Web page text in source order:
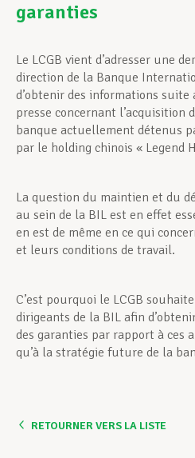
Développement
Actualités
garanties
Le LCGB vient d’adresser une
direction de la Banque
d’obtenir des informations
presse concernant l’acquisition
banque actuellement détenus
par le holding chinois « Legend
La question du maintien et du
au sein de la BIL est en effet
en est de même en ce qui
et leurs conditions de travail.
C’est pourquoi le LCGB
dirigeants de la BIL afin
des garanties par rapport à ces
qu’à la stratégie future de la
RETOURNER VERS LA LISTE